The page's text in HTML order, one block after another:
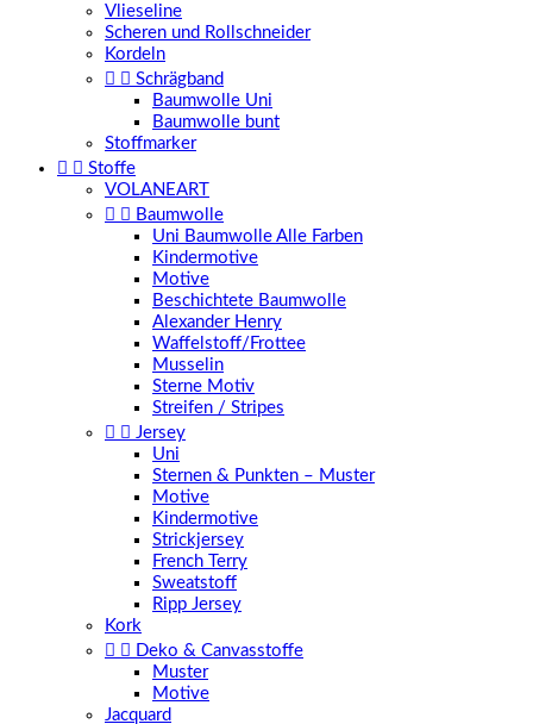
Vlieseline
Scheren und Rollschneider
Kordeln
  Schrägband
Baumwolle Uni
Baumwolle bunt
Stoffmarker
  Stoffe
VOLANEART
  Baumwolle
Uni Baumwolle Alle Farben
Kindermotive
Motive
Beschichtete Baumwolle
Alexander Henry
Waffelstoff/Frottee
Musselin
Sterne Motiv
Streifen / Stripes
  Jersey
Uni
Sternen & Punkten – Muster
Motive
Kindermotive
Strickjersey
French Terry
Sweatstoff
Ripp Jersey
Kork
  Deko & Canvasstoffe
Muster
Motive
Jacquard